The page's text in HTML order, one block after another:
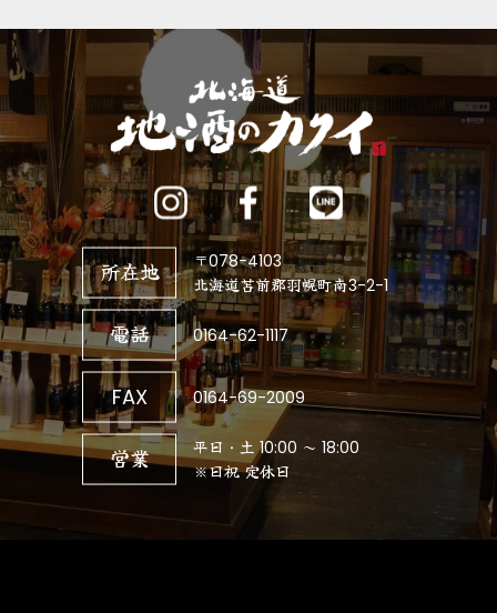
所在地
〒078-4103
北海道苫前郡羽幌町南3-2-1
電話 0164-62-1117
FAX 0164-69-2009
営業
平日・土 10:00 ～ 18:00
※日祝 定休日